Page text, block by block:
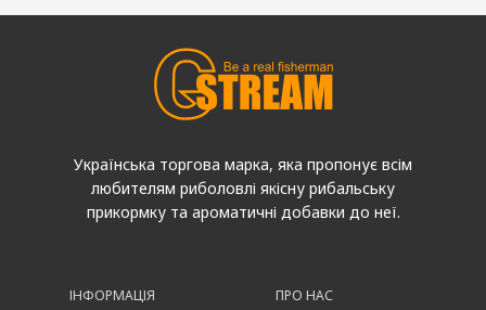
Українська торгова марка, яка пропонує всім
любителям риболовлі якісну рибальську
прикормку та ароматичні добавки до неї.
ІНФОРМАЦІЯ ПРО НАС